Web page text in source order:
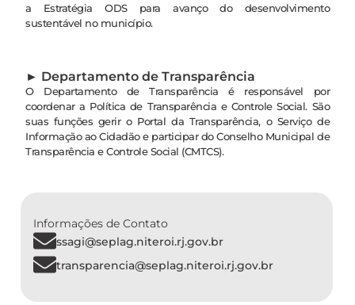
a Estratégia ODS para avanço do desenvolvimento
sustentável no município.
► Departamento de Transparência
O Departamento de Transparência é responsável por
coordenar a Política de Transparência e Controle Social. São
suas funções gerir o Portal da Transparência, o Serviço de
Informação ao Cidadão e participar do Conselho Municipal de
Transparência e Controle Social (CMTCS).
Informações de Contato
ssagi@seplag.niteroi.rj.gov.br
transparencia@seplag.niteroi.rj.gov.br